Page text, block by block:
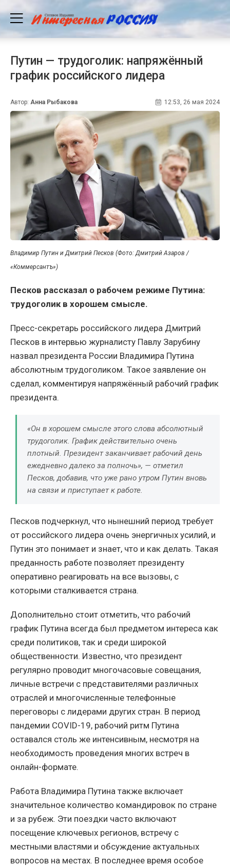
Путин — трудоголик: напряжённый
график российского лидера
Автор: Анна Рыбакова 12:53, 26 мая 2024
Владимир Путин и Дмитрий Песков (Фото: Дмитрий Азаров /
«Коммерсантъ»)
Песков рассказал о рабочем режиме Путина:
трудоголик в хорошем смысле.
Пресс-секретарь российского лидера Дмитрий
Песков в интервью журналисту Павлу Зарубину
назвал президента России Владимира Путина
абсолютным трудоголиком. Такое заявление он
сделал, комментируя напряжённый рабочий график
президента.
«Он в хорошем смысле этого слова абсолютный
трудоголик. График действительно очень
плотный. Президент заканчивает рабочий день
ежедневно далеко за полночь», — отметил
Песков, добавив, что уже рано утром Путин вновь
на связи и приступает к работе.
Песков подчеркнул, что нынешний период требует
от российского лидера очень энергичных усилий, и
Путин это понимает и знает, что и как делать. Такая
преданность работе позволяет президенту
оперативно реагировать на все вызовы, с
которыми сталкивается страна.
Дополнительно стоит отметить, что рабочий
график Путина всегда был предметом интереса как
среди политиков, так и среди широкой
общественности. Известно, что президент
регулярно проводит многочасовые совещания,
личные встречи с представителями различных
отраслей и многочисленные телефонные
переговоры с лидерами других стран. В период
пандемии COVID-19, рабочий ритм Путина
оставался столь же интенсивным, несмотря на
необходимость проведения многих встреч в
онлайн-формате.
Работа Владимира Путина также включает
значительное количество командировок по стране
и за рубеж. Эти поездки часто включают
посещение ключевых регионов, встречу с
местными властями и обсуждение актуальных
вопросов на местах. В последнее время особое